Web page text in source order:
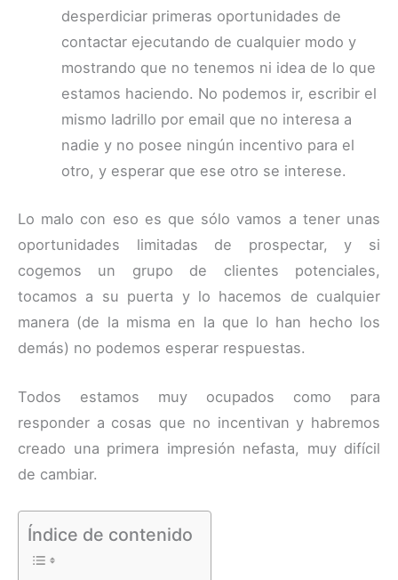
desperdiciar primeras oportunidades de
contactar ejecutando de cualquier modo y
mostrando que no tenemos ni idea de lo que
estamos haciendo. No podemos ir, escribir el
mismo ladrillo por email que no interesa a
nadie y no posee ningún incentivo para el
otro, y esperar que ese otro se interese.
Lo malo con eso es que sólo vamos a tener unas
oportunidades limitadas de prospectar, y si
cogemos un grupo de clientes potenciales,
tocamos a su puerta y lo hacemos de cualquier
manera (de la misma en la que lo han hecho los
demás) no podemos esperar respuestas.
Todos estamos muy ocupados como para
responder a cosas que no incentivan y habremos
creado una primera impresión nefasta, muy difícil
de cambiar.
Índice de contenido